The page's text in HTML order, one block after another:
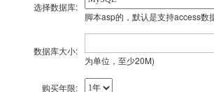
选择数据库:
脚本asp的，默认是支持access数
数据库大小:
为单位，至少20M)
购买年限: